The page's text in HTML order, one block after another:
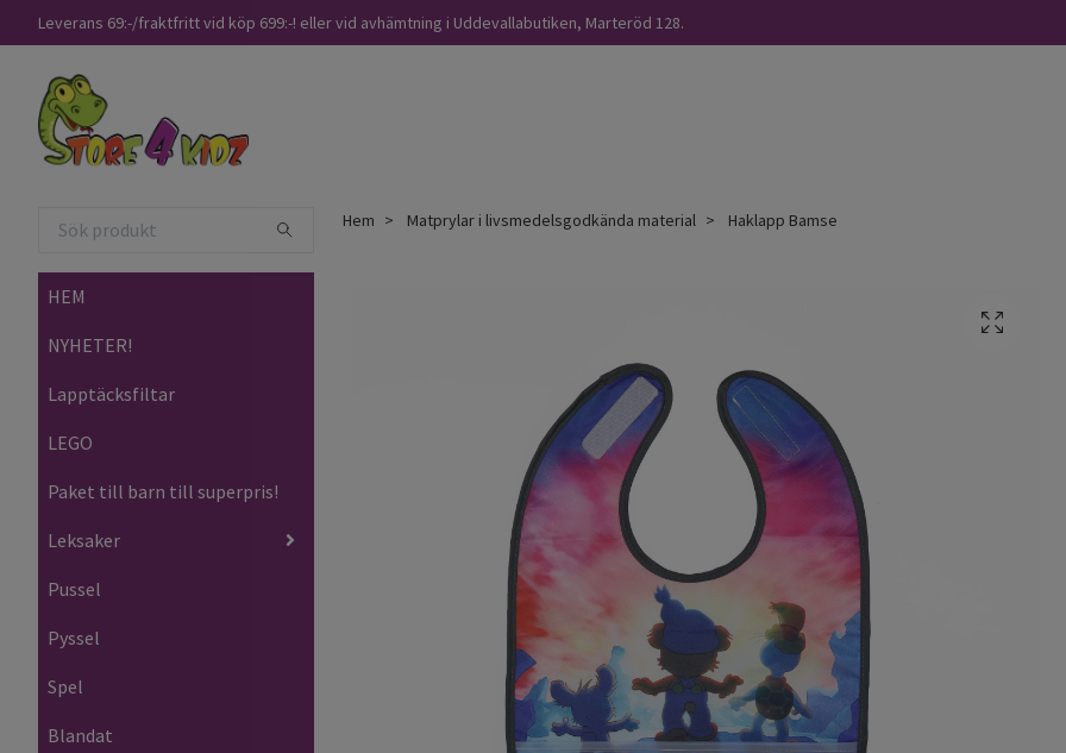
Leverans 69:-/fraktfritt vid köp 699:-! eller vid avhämtning i Uddevallabutiken, Marteröd 128.
HEM
NYHETER!
Lapptäcksfiltar
LEGO
Paket till barn till superpris!
Leksaker
Pussel
Pyssel
Spel
Blandat
Hem Matprylar i livsmedelsgodkända material Haklapp Bamse